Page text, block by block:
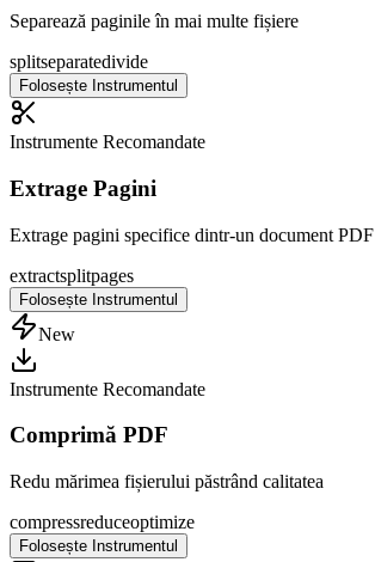
Separează paginile în mai multe fișiere
splitseparatedivide
Folosește Instrumentul
Instrumente Recomandate
Extrage Pagini
Extrage pagini specifice dintr-un document PDF
extractsplitpages
Folosește Instrumentul
New
Instrumente Recomandate
Comprimă PDF
Redu mărimea fișierului păstrând calitatea
compressreduceoptimize
Folosește Instrumentul